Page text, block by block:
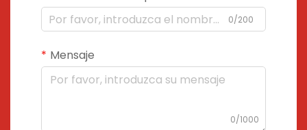
0/200
Mensaje
0/1000